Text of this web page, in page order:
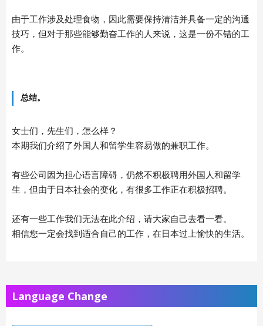
由于工作涉及处理食物，因此需要保持清洁并具备一定的沟通
技巧，但对于那些能够勤奋工作的人来说，这是一份不错的工
作。
总结。
女士们，先生们，怎么样？
本期我们介绍了外国人和留学生容易做的兼职工作。
有些公司因为担心语言障碍，仍然不积极聘用外国人和留学
生，但由于日本社会的变化，有很多工作正在积极招聘。
还有一些工作我们无法在此介绍，请大家自己去看一看。
相信您一定会找到适合自己的工作，在日本过上愉快的生活。
Language Change